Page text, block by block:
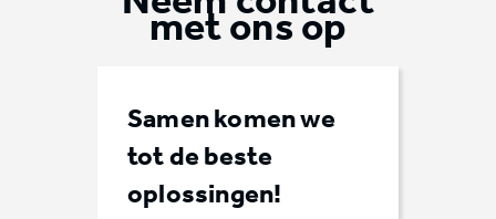
met ons op
Samen komen we
tot de beste
oplossingen!